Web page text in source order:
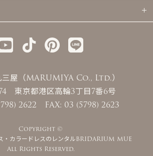
三屋（MARUMIYA Co., Ltd.）
東京都港区高輪3丁目7番6号
2622 FAX: 03 (5798) 2623
Copyright ©
・カラードレスのレンタルBRIDARIUM MUE
All Rights Reserved.